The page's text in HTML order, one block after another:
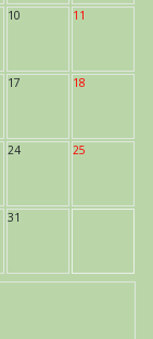
10 11
17 18
24 25
31